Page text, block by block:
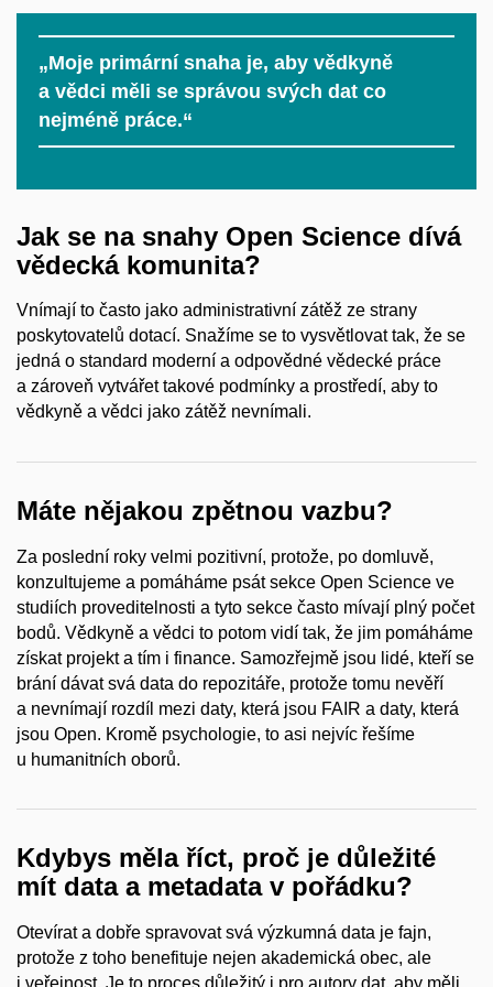
„Moje primární snaha je, aby vědkyně
a vědci měli se správou svých dat co
nejméně práce.“
Jak se na snahy Open Science dívá
vědecká komunita?
Vnímají to často jako administrativní zátěž ze strany
poskytovatelů dotací. Snažíme se to vysvětlovat tak, že se
jedná o standard moderní a odpovědné vědecké práce
a zároveň vytvářet takové podmínky a prostředí, aby to
vědkyně a vědci jako zátěž nevnímali.
Máte nějakou zpětnou vazbu?
Za poslední roky velmi pozitivní, protože, po domluvě,
konzultujeme a pomáháme psát sekce Open Science ve
studiích proveditelnosti a tyto sekce často mívají plný počet
bodů. Vědkyně a vědci to potom vidí tak, že jim pomáháme
získat projekt a tím i finance. Samozřejmě jsou lidé, kteří se
brání dávat svá data do repozitáře, protože tomu nevěří
a nevnímají rozdíl mezi daty, která jsou FAIR a daty, která
jsou Open. Kromě psychologie, to asi nejvíc řešíme
u humanitních oborů.
Kdybys měla říct, proč je důležité
mít data a metadata v pořádku?
Otevírat a dobře spravovat svá výzkumná data je fajn,
protože z toho benefituje nejen akademická obec, ale